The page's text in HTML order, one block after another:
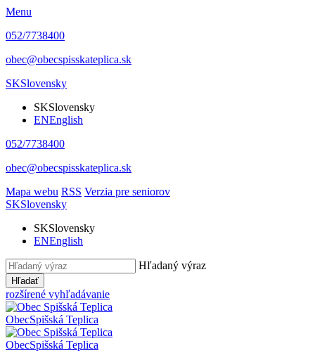
Menu
052/7738400
obec@obecspisskateplica.sk
SKSlovensky
SKSlovensky
ENEnglish
052/7738400
obec@obecspisskateplica.sk
Mapa webu RSS Verzia pre seniorov
SKSlovensky
SKSlovensky
ENEnglish
Hľadaný výraz
Hľadať
rozšírené vyhľadávanie
ObecSpišská Teplica
ObecSpišská Teplica